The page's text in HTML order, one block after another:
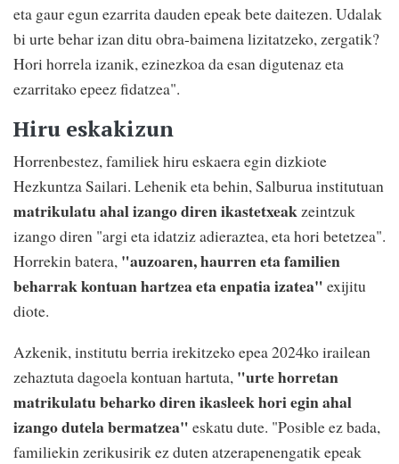
eta gaur egun ezarrita dauden epeak bete daitezen. Udalak
bi urte behar izan ditu obra-baimena lizitatzeko, zergatik?
Hori horrela izanik, ezinezkoa da esan digutenaz eta
ezarritako epeez fidatzea".
Hiru eskakizun
Horrenbestez, familiek hiru eskaera egin dizkiote
Hezkuntza Sailari. Lehenik eta behin, Salburua institutuan
matrikulatu ahal izango diren ikastetxeakzeintzuk
izango diren "argi eta idatziz adieraztea, eta hori betetzea".
Horrekin batera, "auzoaren, haurren eta familien
beharrak kontuan hartzea eta enpatia izatea" exijitu
diote.
Azkenik, institutu berria irekitzeko epea 2024ko irailean
zehaztuta dagoela kontuan hartuta, "urte horretan
matrikulatu beharko diren ikasleek hori egin ahal
izango dutela bermatzea" eskatu dute. "Posible ez bada,
familiekin zerikusirik ez duten atzerapenengatik epeak